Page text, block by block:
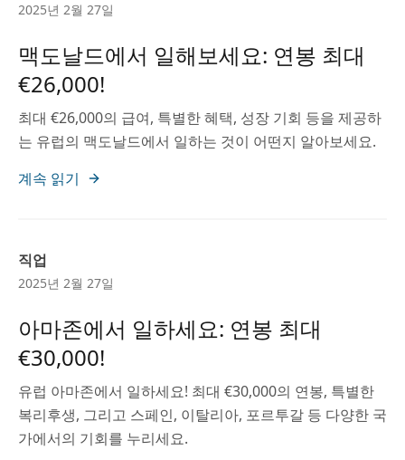
2025년 2월 27일
맥도날드에서 일해보세요: 연봉 최대
€26,000!
최대 €26,000의 급여, 특별한 혜택, 성장 기회 등을 제공하
는 유럽의 맥도날드에서 일하는 것이 어떤지 알아보세요.
계속 읽기
직업
2025년 2월 27일
아마존에서 일하세요: 연봉 최대
€30,000!
유럽 아마존에서 일하세요! 최대 €30,000의 연봉, 특별한
복리후생, 그리고 스페인, 이탈리아, 포르투갈 등 다양한 국
가에서의 기회를 누리세요.